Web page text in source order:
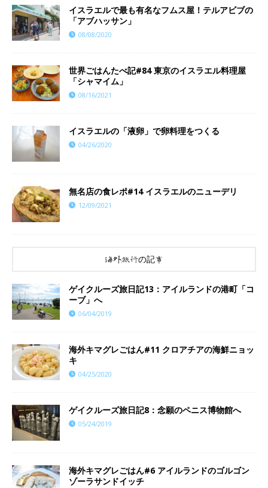
イスラエルで最も有名なフムス屋！テルアビブの
「アブハッサン」
08/08/2020
世界ごはんたべ記#84 東京のイスラエル料理屋
「シャマイム」
08/16/2021
イスラエルの「液卵」で卵料理をつくる
04/26/2020
​​無名店の食レポ#14 イスラエルのニューデリ
12/09/2021
海外旅行の記事
ゲイクルーズ旅日記13：アイルランドの港町「コ
ーブ」へ
06/04/2019
海外キマグレごはん#11 クロアチアの海鮮ニョッ
キ
04/25/2020
ゲイクルーズ旅日記8：念願のペニス博物館へ
05/24/2019
海外キマグレごはん#6 アイルランドのゴルゴン
ゾーラサンドイッチ